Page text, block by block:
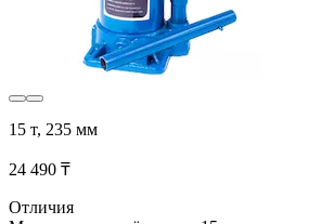
15 т, 235 мм
24 490 ₸
Отличия